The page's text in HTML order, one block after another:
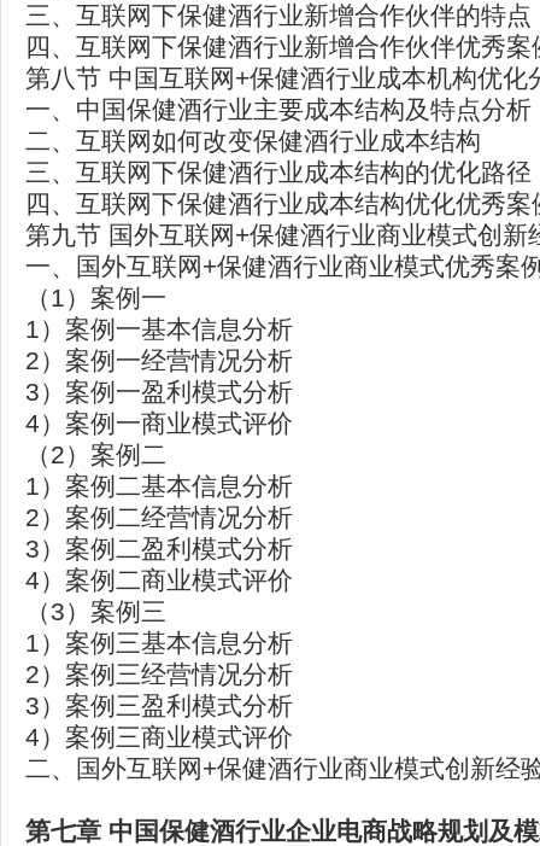
三、互联网下保健酒行业新增合作伙伴的特点
四、互联网下保健酒行业新增合作伙伴优秀案
第八节 中国互联网+保健酒行业成本机构优化
一、中国保健酒行业主要成本结构及特点分析
二、互联网如何改变保健酒行业成本结构
三、互联网下保健酒行业成本结构的优化路径
四、互联网下保健酒行业成本结构优化优秀案
第九节 国外互联网+保健酒行业商业模式创新
一、国外互联网+保健酒行业商业模式优秀案
（1）案例一
1）案例一基本信息分析
2）案例一经营情况分析
3）案例一盈利模式分析
4）案例一商业模式评价
（2）案例二
1）案例二基本信息分析
2）案例二经营情况分析
3）案例二盈利模式分析
4）案例二商业模式评价
（3）案例三
1）案例三基本信息分析
2）案例三经营情况分析
3）案例三盈利模式分析
4）案例三商业模式评价
二、国外互联网+保健酒行业商业模式创新经
第七章 中国保健酒行业企业电商战略规划及